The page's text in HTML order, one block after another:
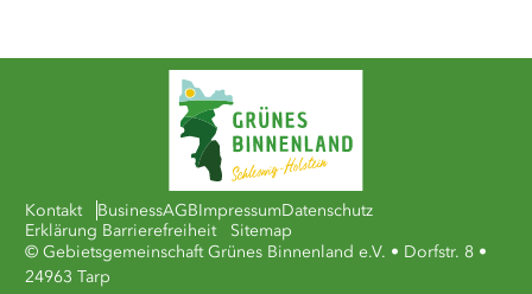
Kontakt BusinessAGB ImpressumDatenschutz
Erklärung Barrierefreiheit
Sitemap
© Gebietsgemeinschaft Grünes Binnenland e.V. • Dorfstr. 8 •
24963 Tarp